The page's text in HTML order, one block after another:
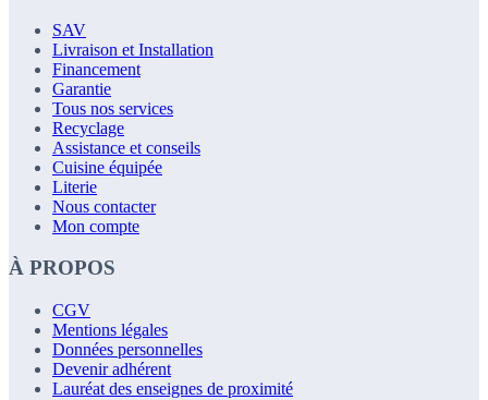
SAV
Livraison et Installation
Financement
Garantie
Tous nos services
Recyclage
Assistance et conseils
Cuisine équipée
Literie
Nous contacter
Mon compte
À PROPOS
CGV
Mentions légales
Données personnelles
Devenir adhérent
Lauréat des enseignes de proximité